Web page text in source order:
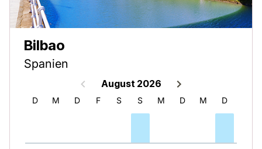
Bilbao
Spanien
August 2026
D M D F S S M D M D